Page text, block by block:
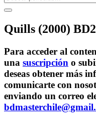
Quills (2000)
Para acceder al
una suscripción o
deseas obtener más
comunicarte con
enviando un correo